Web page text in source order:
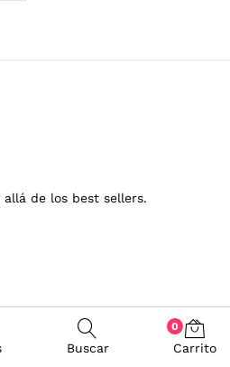
allá de los best sellers.
Buscar
0
Carrito